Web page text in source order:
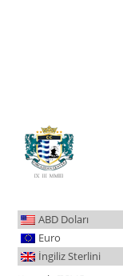
ABD Doları
Euro
İngiliz Sterlini